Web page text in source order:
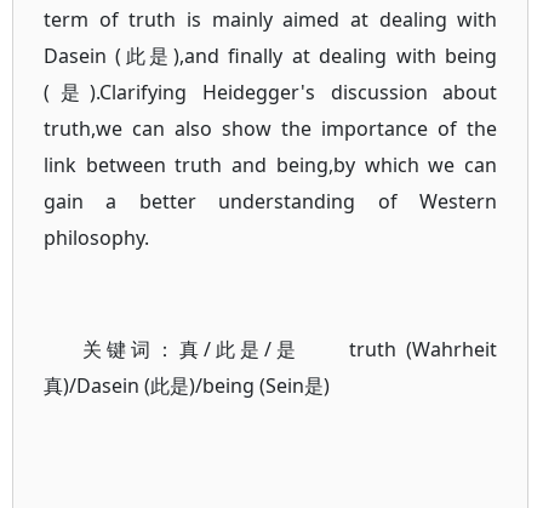
term of truth is mainly aimed at dealing with
Dasein (此是),and finally at dealing with being
(是).Clarifying Heidegger's discussion about
truth,we can also show the importance of the
link between truth and being,by which we can
gain a better understanding of Western
philosophy.
关键词：真/此是/是 truth (Wahrheit
真)/Dasein (此是)/being (Sein是)